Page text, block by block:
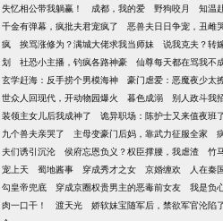
失忆相公带我躺赢！
成都，我的爱 野狗咬月 知温
千金有弹幕，疯批夫君宠疯了
恶兽夫日日争宠，丑雌
疯
挨骂涨修为？满城大佬求我当师妹 说我克夫？转
划
社恐小主播，钓疯各路神豪 仙尊每天都在骂我不
玄学赶海：反手捞个男模海神
豪门虐爱：恶魔夜少太
世众人回现代，开动物园爆火
暮色成溺 别人政斗我
装领主女儿后我成神了
诡异职场：陈护士又来值夜班
九个兽夫亲哭了
主母变豪门后妈，靠武力征服全家
夫们诱引沉沦
侯府忘恩负义？权臣撑腰，我虐渣 竹
宠上天
蜀地酱事 穿成秀才之女 京婚缠欢 人在秦
勾皇帝兜底
穿成京圈权贵男主的恶毒前女友 我是负
肉一口干！
渡天光 娇软妹宝随军后，禁欲军官沦陷